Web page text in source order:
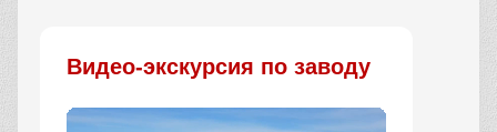
Видео-экскурсия по заводу